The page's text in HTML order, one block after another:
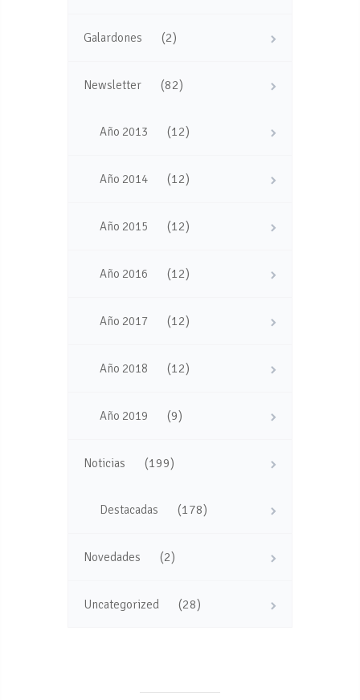
Galardones (2)
Newsletter (82)
Año 2013 (12)
Año 2014 (12)
Año 2015 (12)
Año 2016 (12)
Año 2017 (12)
Año 2018 (12)
Año 2019 (9)
Noticias (199)
Destacadas (178)
Novedades (2)
Uncategorized (28)